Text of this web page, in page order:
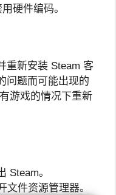
硬件编码。
重新安装 Steam 客
问题而可能出现的
游戏的情况下重新
Steam。
文件资源管理器。